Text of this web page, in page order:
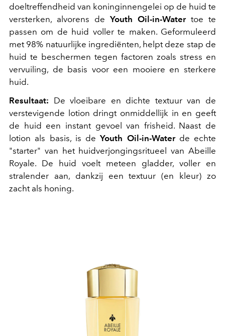
doeltreffendheid van koninginnengelei op de huid te
versterken, alvorens de Youth Oil-in-Watertoe te
passen om de huid voller te maken. Geformuleerd
met 98% natuurlijke ingrediënten, helpt deze stap de
huid te beschermen tegen factoren zoals stress en
vervuiling, de basis voor een mooiere en sterkere
huid.
Resultaat: De vloeibare en dichte textuur van de
verstevigende lotion dringt onmiddellijk in en geeft
de huid een instant gevoel van frisheid. Naast de
lotion als basis, is deYouth Oil-in-Water de echte
"starter" van het huidverjongingsritueel van Abeille
Royale. De huid voelt meteen gladder, voller en
stralender aan, dankzij een textuur (en kleur) zo
zacht als honing.